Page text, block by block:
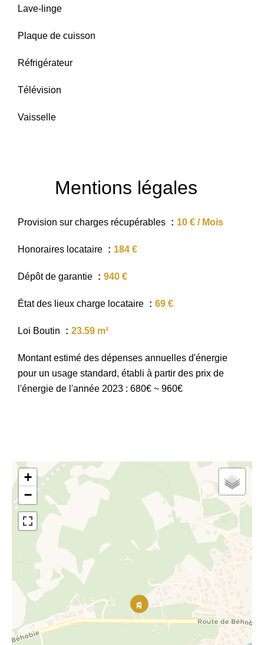
Lave-linge
Plaque de cuisson
Réfrigérateur
Télévision
Vaisselle
Mentions légales
Provision sur charges récupérables 10 € / Mois
Honoraires locataire 184 €
Dépôt de garantie 940 €
État des lieux charge locataire 69 €
Loi Boutin 23.59 m²
Montant estimé des dépenses annuelles d'énergie
pour un usage standard, établi à partir des prix de
l'énergie de l'année 2023 : 680€ ~ 960€
+
−